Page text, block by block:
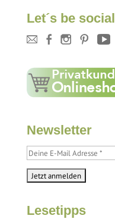
Let´s be social
Newsletter
Lesetipps